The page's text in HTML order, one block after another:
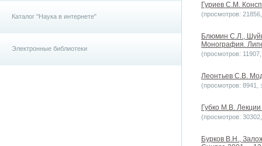
Каталог "Наука в интернете"
Электронные библиотеки
Гуриев С.М.
(просмотров:
Блюмин С.Л.,
Монография.
(просмотров:
Леонтьев С.В.
(просмотров: 8941,
Губко М.В.
(просмотров:
Бурков В.Н.,